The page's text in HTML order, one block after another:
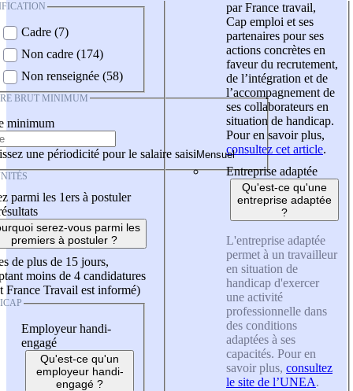
Cadre (7)
Non cadre (174)
Non renseignée (58)
BRUT MINIMUM
minimum
une périodicité pour le salaire saisi
parmi les 1ers à postuler
serez-vous parmi les
premiers à postuler ?
de plus de 15 jours,
moins de 4 candidatures
France Travail est informé)
Employeur handi-
engagé
Qu'est-ce qu'un
employeur handi-
engagé ?
par France travail,
Cap emploi et ses
partenaires pour ses
actions concrètes en
faveur du recrutement,
de l’intégration et de
l’accompagnement de
ses collaborateurs en
situation de handicap.
Pour en savoir plus,
consultez cet article.
Entreprise adaptée
Qu'est-ce qu'une
entreprise adaptée
?
L'entreprise adaptée
permet à un travailleur
en situation de
handicap d'exercer
une activité
professionnelle dans
des conditions
adaptées à ses
capacités. Pour en
savoir plus, consultez
le site de l’UNEA.